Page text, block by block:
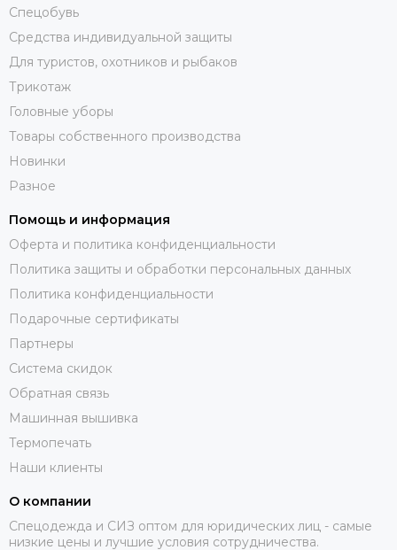
Спецобувь
Средства индивидуальной защиты
Для туристов, охотников и рыбаков
Трикотаж
Головные уборы
Товары собственного производства
Новинки
Разное
Помощь и информация
Оферта и политика конфиденциальности
Политика защиты и обработки персональных данных
Политика конфиденциальности
Подарочные сертификаты
Партнеры
Система скидок
Обратная связь
Машинная вышивка
Термопечать
Наши клиенты
О компании
Спецодежда и СИЗ оптом для юридических лиц - самые
низкие цены и лучшие условия сотрудничества.